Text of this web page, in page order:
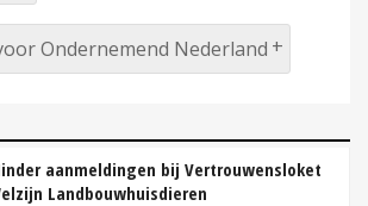
Ondernemend Nederland
aanmeldingen bij Vertrouwensloket
Landbouwhuisdieren